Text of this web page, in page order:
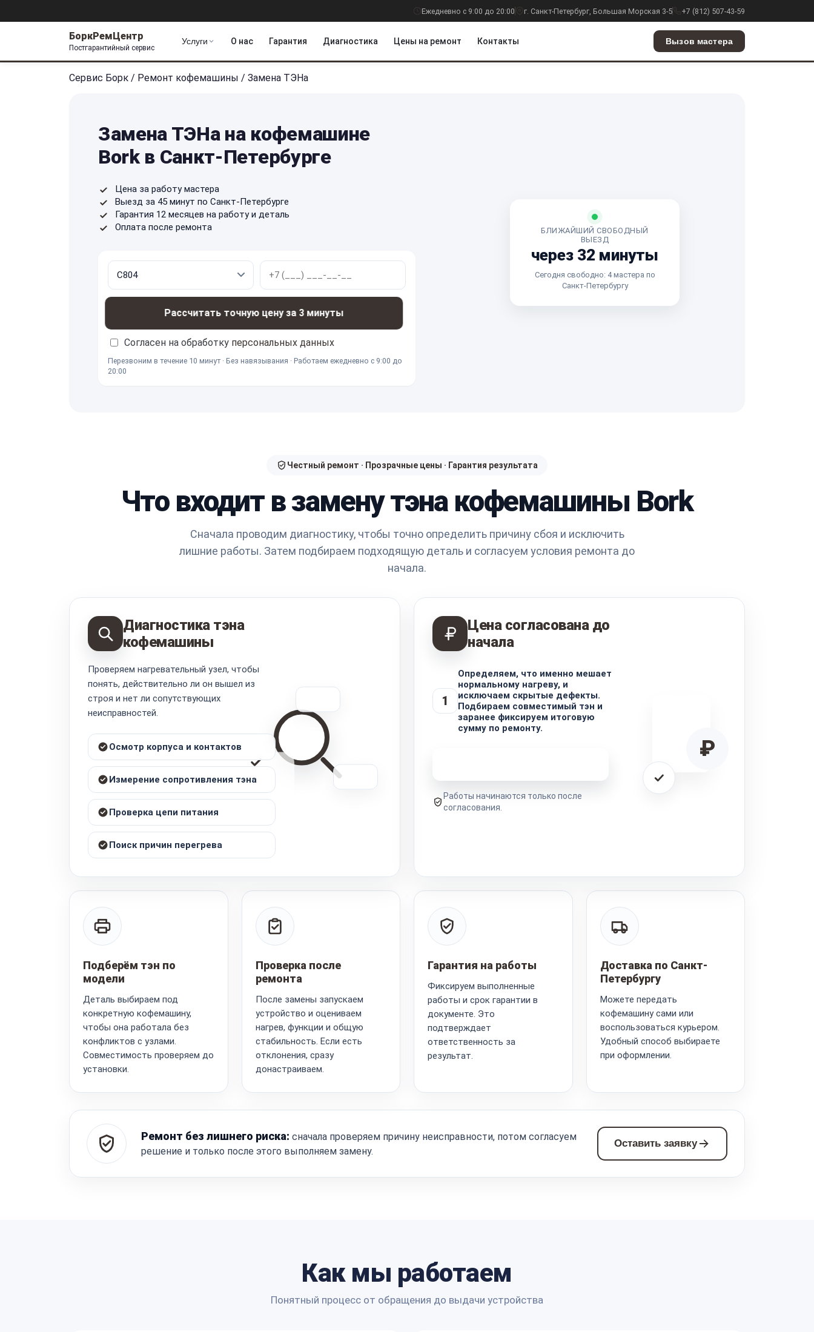
Ежедневно с 9:00 до 20:00 г. Санкт-Петербург, Большая Морская 3-5 +7 (812) 507-43-59
БоркРемЦентр
Постгарантийный сервис
Услуги О нас Гарантия Диагностика Цены на ремонт Контакты Вызов мастера
Сервис Борк / Ремонт кофемашины / Замена ТЭНа
Замена ТЭНа на кофемашине
Bork в Санкт-Петербурге
Цена за работу мастера
Выезд за 45 минут по Санкт-Петербурге
Гарантия 12 месяцев на работу и деталь
Оплата после ремонта
Рассчитать точную цену за 3 минуты
Согласен на обработку персональных данных
Перезвоним в течение 10 минут · Без навязывания · Работаем ежедневно с 9:00 до
20:00
БЛИЖАЙШИЙ СВОБОДНЫЙ
ВЫЕЗД
через 32 минуты
Сегодня свободно: 4 мастера по
Санкт-Петербургу
Честный ремонт · Прозрачные цены · Гарантия результата
Что входит в замену тэна кофемашины Bork
Сначала проводим диагностику, чтобы точно определить причину сбоя и исключить
лишние работы. Затем подбираем подходящую деталь и согласуем условия ремонта до
начала.
Диагностика тэна
кофемашины
Проверяем нагревательный узел, чтобы
понять, действительно ли он вышел из
строя и нет ли сопутствующих
неисправностей.
Осмотр корпуса и контактов
Измерение сопротивления тэна
Проверка цепи питания
Поиск причин перегрева
Цена согласована до
начала
1
Определяем, что именно мешает
нормальному нагреву, и
исключаем скрытые дефекты.
Подбираем совместимый тэн и
заранее фиксируем итоговую
сумму по ремонту.
Работы начинаются только после
согласования.
₽
Подберём тэн по
модели
Деталь выбираем под
конкретную кофемашину,
чтобы она работала без
конфликтов с узлами.
Совместимость проверяем до
установки.
Проверка после
ремонта
После замены запускаем
устройство и оцениваем
нагрев, функции и общую
стабильность. Если есть
отклонения, сразу
донастраиваем.
Гарантия на работы
Фиксируем выполненные
работы и срок гарантии в
документе. Это
подтверждает
ответственность за
результат.
Доставка по Санкт-
Петербургу
Можете передать
кофемашину сами или
воспользоваться курьером.
Удобный способ выбираете
при оформлении.
Ремонт без лишнего риска: сначала проверяем причину неисправности, потом согласуем
решение и только после этого выполняем замену.
Оставить заявку
Как мы работаем
Понятный процесс от обращения до выдачи устройства